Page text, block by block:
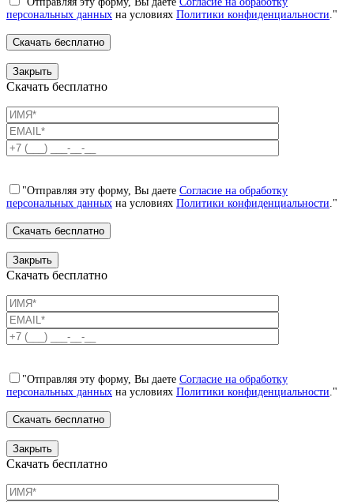
персональных данных на условиях Политики конфиденциальности."
Закрыть
Скачать бесплатно
"Отправляя эту форму, Вы даете Согласие на обработку
персональных данных на условиях Политики конфиденциальности."
Закрыть
Скачать бесплатно
"Отправляя эту форму, Вы даете Согласие на обработку
персональных данных на условиях Политики конфиденциальности."
Закрыть
Скачать бесплатно